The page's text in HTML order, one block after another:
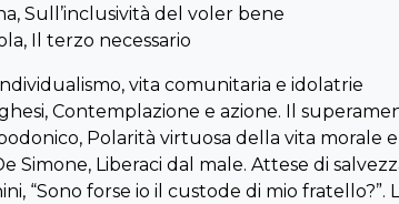
Sull’inclusività del voler bene
Il terzo necessario
vita comunitaria e idolatrie
Contemplazione e azione. Il
Polarità virtuosa della vita morale
Simone, Liberaci dal male. Attese di
“Sono forse io il custode di mio